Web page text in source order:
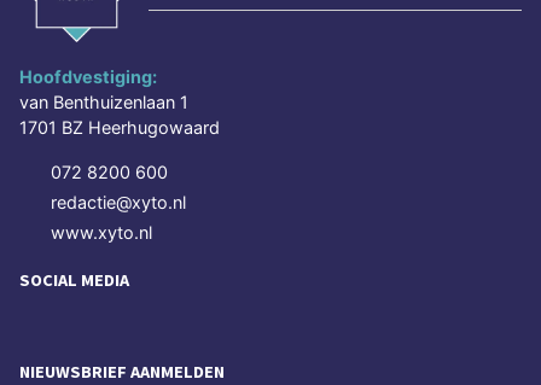
Hoofdvestiging:
van Benthuizenlaan 1
1701 BZ Heerhugowaard
072 8200 600
redactie@xyto.nl
www.xyto.nl
SOCIAL MEDIA
NIEUWSBRIEF AANMELDEN